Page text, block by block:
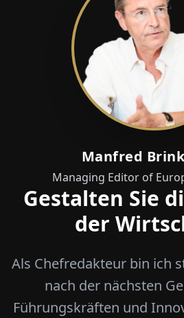
Manfred
Managing Editor of
Gestalten Sie
der
Als Chefredakteur bin ich
nach der nächsten
Führungskräften und